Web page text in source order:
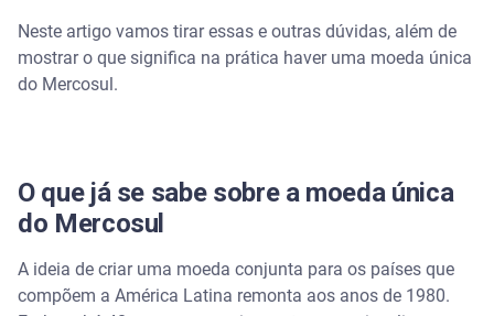
Neste artigo vamos tirar essas e outras dúvidas, além de
mostrar o que significa na prática haver uma moeda única
do Mercosul.
O que já se sabe sobre a moeda única
do Mercosul
A ideia de criar uma moeda conjunta para os países que
compõem a América Latina remonta aos anos de 1980.